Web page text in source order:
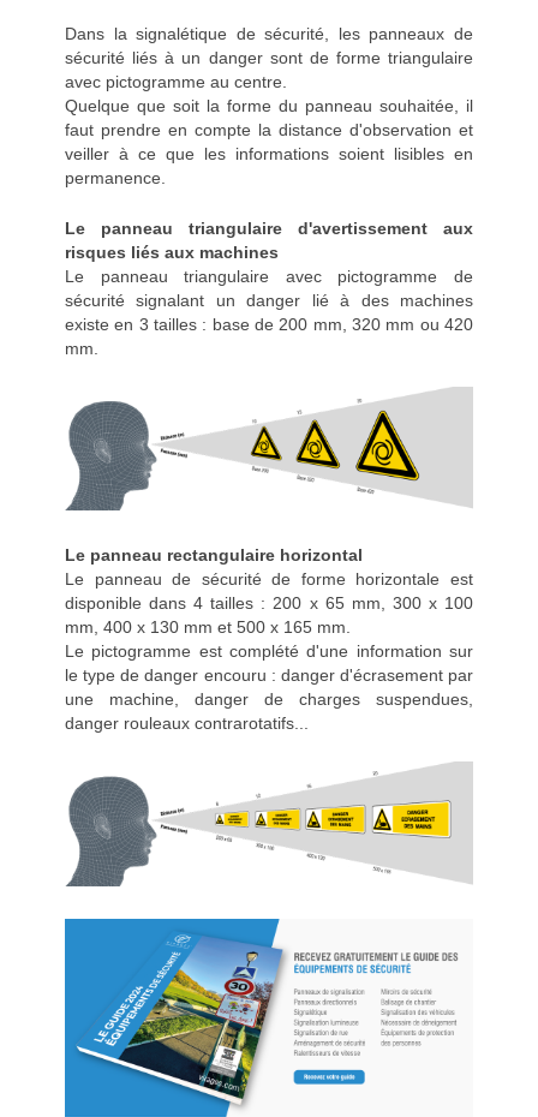
Dans la signalétique de sécurité, les panneaux de
sécurité liés à un danger sont de forme triangulaire
avec pictogramme au centre.
Quelque que soit la forme du panneau souhaitée, il
faut prendre en compte la distance d'observation et
veiller à ce que les informations soient lisibles en
permanence.
Le panneau triangulaire d'avertissement aux
risques liés aux machines
Le panneau triangulaire avec pictogramme de
sécurité signalant un danger lié à des machines
existe en 3 tailles : base de 200 mm, 320 mm ou 420
mm.
Le panneau rectangulaire horizontal
Le panneau de sécurité de forme horizontale est
disponible dans 4 tailles : 200 x 65 mm, 300 x 100
mm, 400 x 130 mm et 500 x 165 mm.
Le pictogramme est complété d'une information sur
le type de danger encouru : danger d'écrasement par
une machine, danger de charges suspendues,
danger rouleaux contrarotatifs...